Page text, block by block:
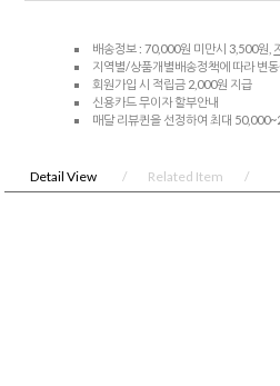
배송정보 : 70,000원 미만시 3,500원,
지역별/상품개별배송정책에 따라 변
회원가입 시 적립금 2,000원 지급
신용카드 무이자 할부안내
매달 리뷰퀸을 선정하여 최대
Detail View Related Item